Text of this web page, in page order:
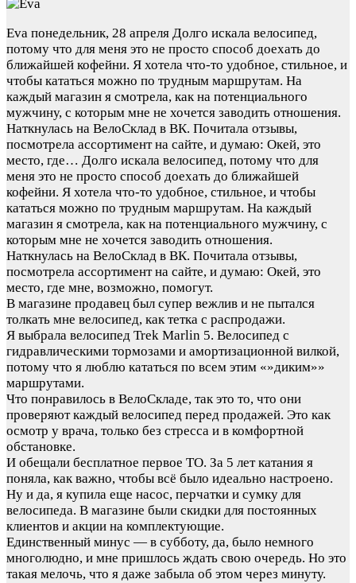
Eva понедельник, 28 апреля Долго искала велосипед,
потому что для меня это не просто способ доехать до
ближайшей кофейни. Я хотела что-то удобное, стильное, и
чтобы кататься можно по трудным маршрутам. На
каждый магазин я смотрела, как на потенциального
мужчину, с которым мне не хочется заводить отношения.
Наткнулась на ВелоСклад в ВК. Почитала отзывы,
посмотрела ассортимент на сайте, и думаю: Окей, это
место, где… Долго искала велосипед, потому что для
меня это не просто способ доехать до ближайшей
кофейни. Я хотела что-то удобное, стильное, и чтобы
кататься можно по трудным маршрутам. На каждый
магазин я смотрела, как на потенциального мужчину, с
которым мне не хочется заводить отношения.
Наткнулась на ВелоСклад в ВК. Почитала отзывы,
посмотрела ассортимент на сайте, и думаю: Окей, это
место, где мне, возможно, помогут.
В магазине продавец был супер вежлив и не пытался
толкать мне велосипед, как тетка с распродажи.
Я выбрала велосипед Trek Marlin 5. Велосипед с
гидравлическими тормозами и амортизационной вилкой,
потому что я люблю кататься по всем этим «»диким»»
маршрутами.
Что понравилось в ВелоСкладе, так это то, что они
проверяют каждый велосипед перед продажей. Это как
осмотр у врача, только без стресса и в комфортной
обстановке.
И обещали бесплатное первое ТО. За 5 лет катания я
поняла, как важно, чтобы всё было идеально настроено.
Ну и да, я купила еще насос, перчатки и сумку для
велосипеда. В магазине были скидки для постоянных
клиентов и акции на комплектующие.
Единственный минус — в субботу, да, было немного
многолюдно, и мне пришлось ждать свою очередь. Но это
такая мелочь, что я даже забыла об этом через минуту.